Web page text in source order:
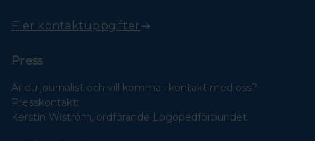
Fler kontaktuppgifter
Press
Är du journalist och vill komma i kontakt med oss?
Presskontakt:
Kerstin Wiström, ordförande Logopedförbundet.